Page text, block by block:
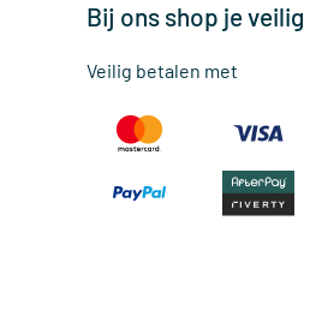
Bij ons shop je veilig
Veilig betalen met